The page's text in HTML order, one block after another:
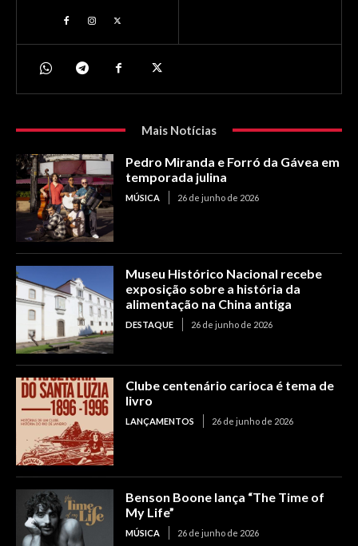
Mais Notícias
Pedro Miranda e Forró da Gávea em
temporada julina
MÚSICA 26 de junho de 2026
Museu Histórico Nacional recebe
exposição sobre a história da
alimentação na China antiga
DESTAQUE 26 de junho de 2026
Clube centenário carioca é tema de
livro
LANÇAMENTOS 26 de junho de 2026
Benson Boone lança “The Time of
My Life”
MÚSICA 26 de junho de 2026